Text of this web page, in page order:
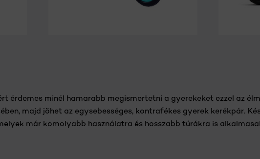
érdemes minél hamarabb megismertetni a gyerekeket ezzel az
majd jöhet az egysebességes, kontrafékes gyerek kerékpár.
már komolyabb használatra és hosszabb túrákra is